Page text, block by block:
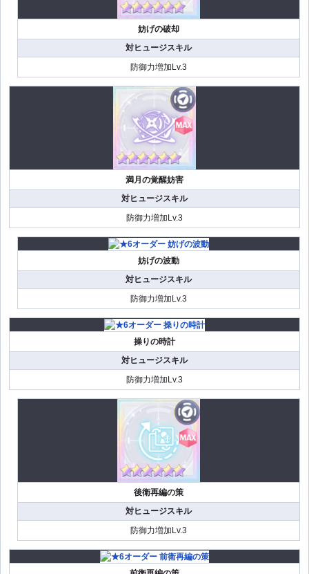
妨げの破却
対ヒュージスキル
防御力増加Lv.3
満月の覚醒妨害
対ヒュージスキル
防御力増加Lv.3
妨げの波動
対ヒュージスキル
防御力増加Lv.3
操りの時計
対ヒュージスキル
防御力増加Lv.3
後衛再編の策
対ヒュージスキル
防御力増加Lv.3